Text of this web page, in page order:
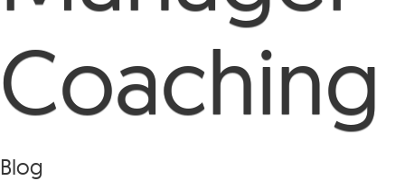
Coaching
Blog